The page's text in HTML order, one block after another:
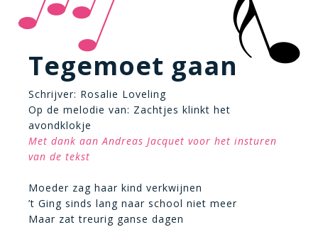
Tegemoet gaan
Schrijver: Rosalie Loveling
Op de melodie van: Zachtjes klinkt het
avondklokje
Met dank aan Andreas Jacquet voor het insturen
van de tekst
Moeder zag haar kind verkwijnen
’t Ging sinds lang naar school niet meer
Maar zat treurig ganse dagen